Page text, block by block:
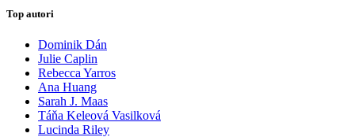
Top autori
Dominik Dán
Julie Caplin
Rebecca Yarros
Ana Huang
Sarah J. Maas
Táňa Keleová Vasilková
Lucinda Riley